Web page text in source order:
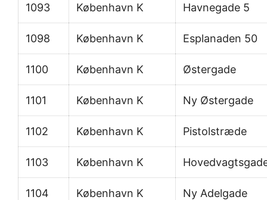
1093 København K Havnegade 5
1098 København K Esplanaden 50
1100 København K Østergade
1101 København K Ny Østergade
1102 København K Pistolstræde
1103 København K
1104 København K Ny Adelgade